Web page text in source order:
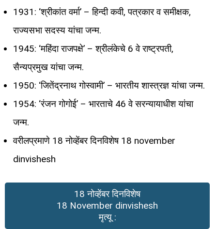
1931: ‘श्रीकांत वर्मा’ – हिन्दी कवी, पत्रकार व समीक्षक,
राज्यसभा सदस्य यांचा जन्म.
1945: ‘महिंदा राजपक्षे’ – श्रीलंकेचे 6 वे राष्ट्रपती,
सैन्यप्रमुख यांचा जन्म.
1950: ‘जितेंद्रनाथ गोस्वामी’ – भारतीय शास्त्रज्ञ यांचा जन्म.
1954: ‘रंजन गोगोई’ – भारताचे 46 वे सरन्यायाधीश यांचा
जन्म.
वरीलप्रमाणे 18 नोव्हेंबर दिनविशेष 18 november
dinvishesh
18 नोव्हेंबर दिनविशेष
18 November dinvishesh
मृत्यू :